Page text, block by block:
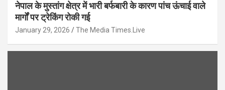
नेपाल के मुस्तांग क्षेत्र में भारी बर्फबारी के कारण पांच ऊंचाई वाले
मार्गों पर ट्रेकिंग रोकी गई
January 29, 2026 The Media Times.Live